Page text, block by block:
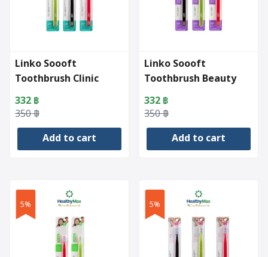
Linko Soooft
Toothbrush Clinic
350฿
Original
price
332 ฿
Current
price
Add to cart
Linko Soooft
Toothbrush Beauty
350฿
Original
price
332 ฿
Current
price
Add to cart
5% 5%